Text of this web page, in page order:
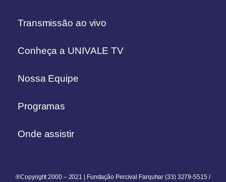
Transmissão ao vivo
Conheça a UNIVALE TV
Nossa Equipe
Programas
Onde assistir
®Copyright 2000 – 2021 | Fundação Percival Farquhar (33) 3279-5515 /